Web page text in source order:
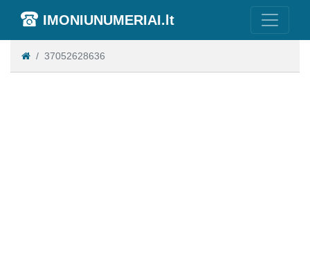
IMONIUNUMERIAI.lt
37052628636